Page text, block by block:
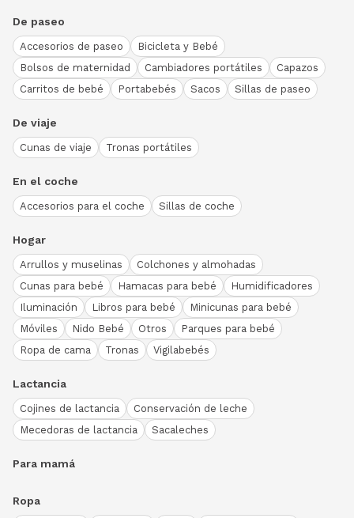
De paseo
Accesorios de paseo
Bicicleta y Bebé
Bolsos de maternidad
Cambiadores portátiles
Capazos
Carritos de bebé
Portabebés Sacos Sillas de paseo
De viaje
Cunas de viaje Tronas portátiles
En el coche
Accesorios para el coche Sillas de coche
Hogar
Arrullos y muselinas
Colchones y almohadas
Cunas para bebé
Hamacas para bebé
Humidificadores
Iluminación
Libros para bebé
Minicunas para bebé
Móviles
Nido Bebé Otros
Parques para bebé
Ropa de cama
Tronas Vigilabebés
Lactancia
Cojines de lactancia
Conservación de leche
Mecedoras de lactancia
Sacaleches
Para mamá
Ropa